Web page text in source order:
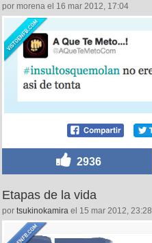
por morena el 16 mar 2012, 17:04
2936
Etapas de la vida
por tsukinokamira el 15 mar 2012, 23:28